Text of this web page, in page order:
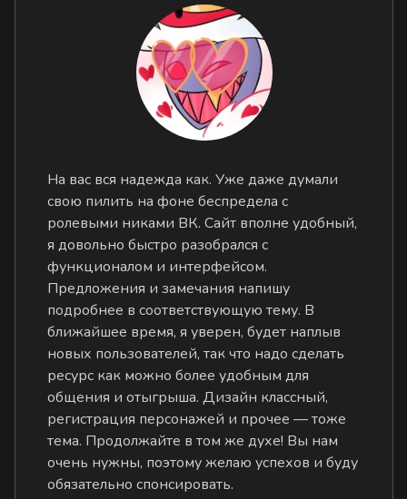
На вас вся надежда как. Уже даже думали
свою пилить на фоне беспредела с
ролевыми никами ВК. Сайт вполне удобный,
я довольно быстро разобрался с
функционалом и интерфейсом.
Предложения и замечания напишу
подробнее в соответствующую тему. В
ближайшее время, я уверен, будет наплыв
новых пользователей, так что надо сделать
ресурс как можно более удобным для
общения и отыгрыша. Дизайн классный,
регистрация персонажей и прочее — тоже
тема. Продолжайте в том же духе! Вы нам
очень нужны, поэтому желаю успехов и буду
обязательно спонсировать.